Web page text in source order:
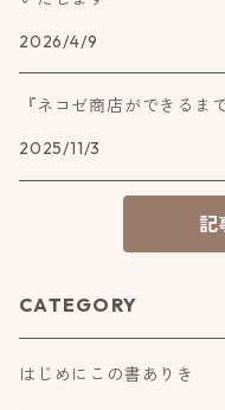
2026/4/9
『ネコゼ商店ができるま
2025/11/3
記
CATEGORY
はじめにこの書ありき